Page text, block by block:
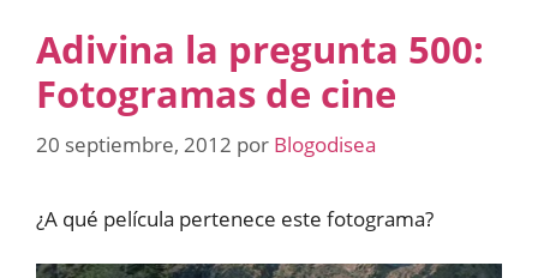
Adivina la pregunta 500:
Fotogramas de cine
20 septiembre, 2012 por Blogodisea
¿A qué película pertenece este fotograma?